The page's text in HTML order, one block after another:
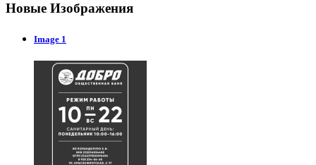
Новые Изображения
Image 1